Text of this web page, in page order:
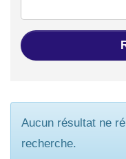
Aucun résultat ne
recherche.